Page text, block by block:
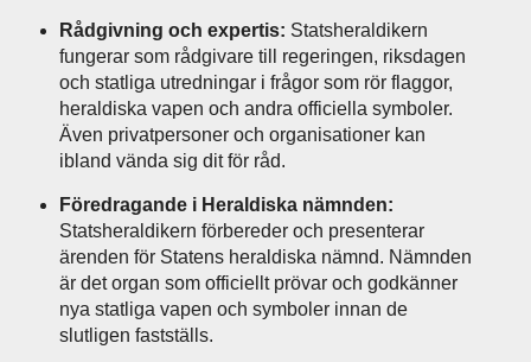
Rådgivning och expertis: Statsheraldikern
fungerar som rådgivare till regeringen, riksdagen
och statliga utredningar i frågor som rör flaggor,
heraldiska vapen och andra officiella symboler.
Även privatpersoner och organisationer kan
ibland vända sig dit för råd.
Föredragande i Heraldiska nämnden:
Statsheraldikern förbereder och presenterar
ärenden för Statens heraldiska nämnd. Nämnden
är det organ som officiellt prövar och godkänner
nya statliga vapen och symboler innan de
slutligen fastställs.